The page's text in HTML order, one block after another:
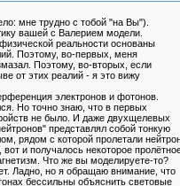
мне трудно с тобой "на Вы").
вашей с Валерием модели.
реальности основаны
Поэтому, во-первых, меня
Поэтому, во-вторых, если
от этих реалий - я это вижу
электронов и фотонов.
Но точно знаю, что в первых
не было. И даже двухщелевых
представлял собой тонкую
рядом с которой пролетали
и получалось некоторое
Что же вы моделируете-то?
Ладно, но я обращаю внимание, что
бессильны объяснить световые